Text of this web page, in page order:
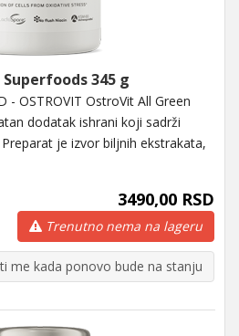
Superfoods 345 g
- OSTROVIT OstroVit All Green
dodatak ishrani koji sadrži
je izvor biljnih ekstrakata,
3490,00 RSD
Trenutno nema na lageru
me kada ponovo bude na stanju